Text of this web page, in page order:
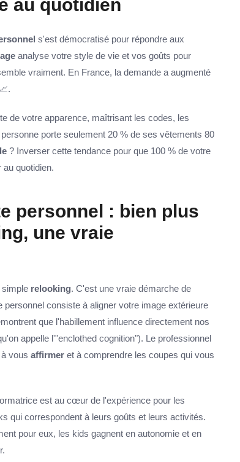
au quotidien
s'est démocratisé pour répondre aux
analyse votre style de vie et vos goûts pour
vraiment. En France, la demande a augmenté
de votre apparence, maîtrisant les codes, les
porte seulement 20 % de ses vêtements 80
? Inverser cette tendance pour que 100 % de votre
quotidien.
personnel : bien plus
une vraie
simple relooking. C'est une vraie démarche de
consiste à aligner votre image extérieure
que l'habillement influence directement nos
appelle l'"enclothed cognition"). Le professionnel
vous affirmer et à comprendre les coupes qui vous
est au cœur de l'expérience pour les
qui correspondent à leurs goûts et leurs activités.
pour eux, les kids gagnent en autonomie et en